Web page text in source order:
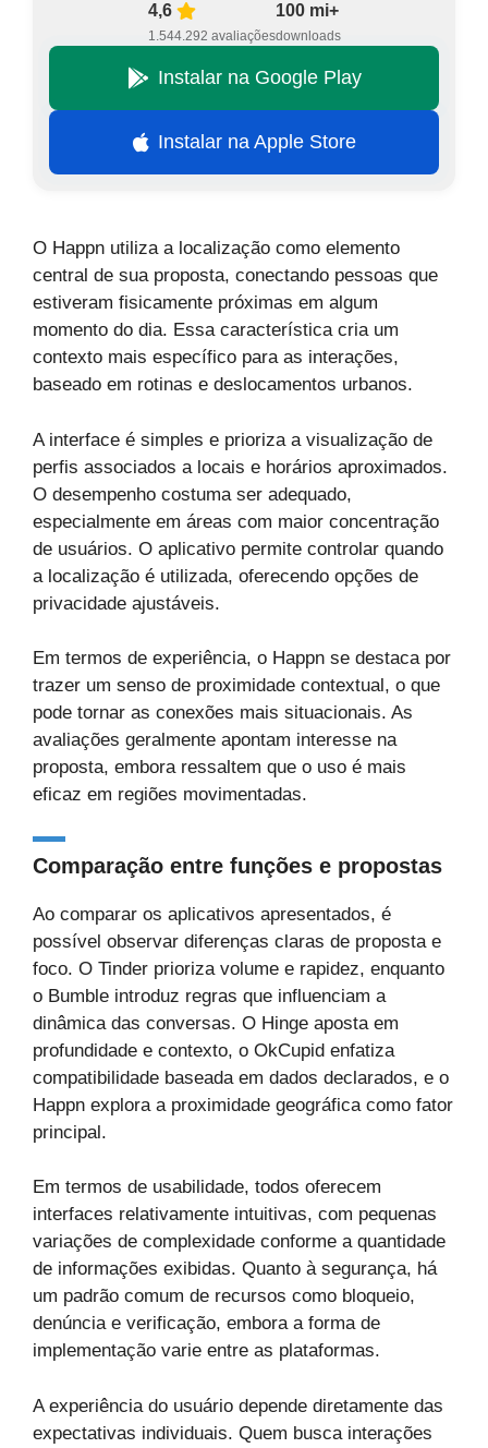
4,6
1.544.292 avaliações
100 mi+
downloads
Instalar na Google Play
Instalar na Apple Store
O Happn utiliza a localização como elemento
central de sua proposta, conectando pessoas que
estiveram fisicamente próximas em algum
momento do dia. Essa característica cria um
contexto mais específico para as interações,
baseado em rotinas e deslocamentos urbanos.
A interface é simples e prioriza a visualização de
perfis associados a locais e horários aproximados.
O desempenho costuma ser adequado,
especialmente em áreas com maior concentração
de usuários. O aplicativo permite controlar quando
a localização é utilizada, oferecendo opções de
privacidade ajustáveis.
Em termos de experiência, o Happn se destaca por
trazer um senso de proximidade contextual, o que
pode tornar as conexões mais situacionais. As
avaliações geralmente apontam interesse na
proposta, embora ressaltem que o uso é mais
eficaz em regiões movimentadas.
Comparação entre funções e propostas
Ao comparar os aplicativos apresentados, é
possível observar diferenças claras de proposta e
foco. O Tinder prioriza volume e rapidez, enquanto
o Bumble introduz regras que influenciam a
dinâmica das conversas. O Hinge aposta em
profundidade e contexto, o OkCupid enfatiza
compatibilidade baseada em dados declarados, e o
Happn explora a proximidade geográfica como fator
principal.
Em termos de usabilidade, todos oferecem
interfaces relativamente intuitivas, com pequenas
variações de complexidade conforme a quantidade
de informações exibidas. Quanto à segurança, há
um padrão comum de recursos como bloqueio,
denúncia e verificação, embora a forma de
implementação varie entre as plataformas.
A experiência do usuário depende diretamente das
expectativas individuais. Quem busca interações